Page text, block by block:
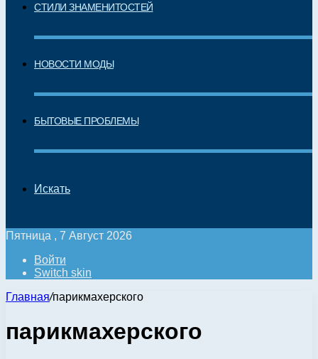
СТИЛИ ЗНАМЕНИТОСТЕЙ
НОВОСТИ МОДЫ
БЫТОВЫЕ ПРОБЛЕМЫ
Искать
Пятница , 7 Август 2026
Войти
Switch skin
Главная/парикмахерского
парикмахерского